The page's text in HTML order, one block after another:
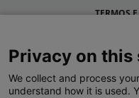
TERMOS
GRUPO
Privacy on this
We collect and process
understand how it is used.